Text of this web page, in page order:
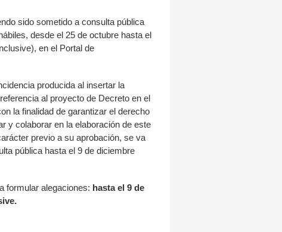
sido sometido a consulta pública
desde el 25 de octubre hasta el
en el Portal de
producida al insertar la
al proyecto de Decreto en el
la finalidad de garantizar el derecho
y colaborar en la elaboración de este
previo a su aprobación, se va
pública hasta el 9 de diciembre
formular alegaciones: hasta el 9 de